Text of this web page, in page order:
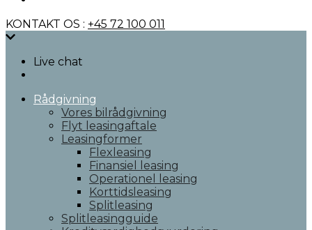
KONTAKT OS : +45 72 100 011
Live chat
Rådgivning
Vores bilrådgivning
Flyt leasingaftale
Leasingformer
Flexleasing
Finansiel leasing
Operationel leasing
Korttidsleasing
Splitleasing
Splitleasingguide